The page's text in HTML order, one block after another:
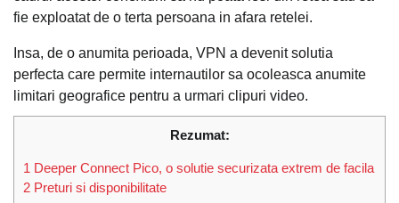
fie exploatat de o terta persoana in afara retelei.
Insa, de o anumita perioada, VPN a devenit solutia
perfecta care permite internautilor sa ocoleasca anumite
limitari geografice pentru a urmari clipuri video.
Rezumat:
1 Deeper Connect Pico, o solutie securizata extrem de facila
2 Preturi si disponibilitate